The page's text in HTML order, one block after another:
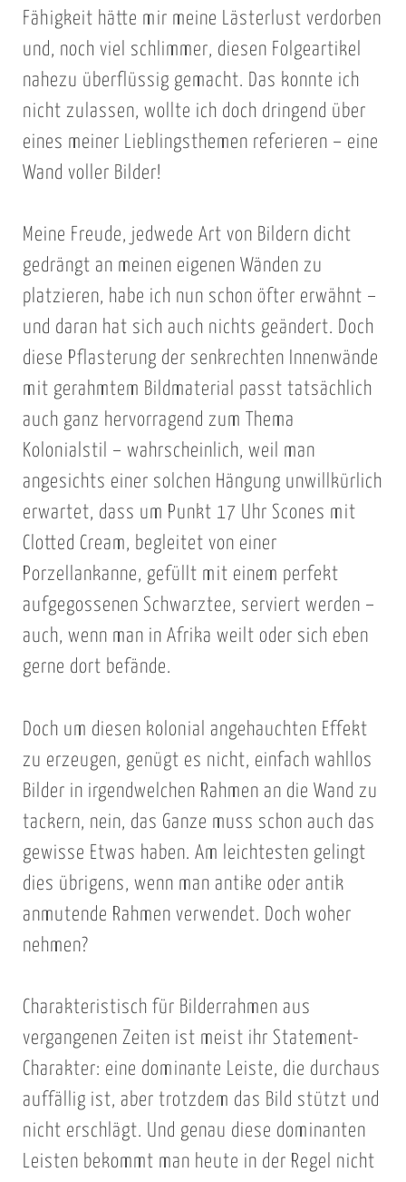
Fähigkeit hätte mir meine Lästerlust verdorben
und, noch viel schlimmer, diesen Folgeartikel
nahezu überflüssig gemacht. Das konnte ich
nicht zulassen, wollte ich doch dringend über
eines meiner Lieblingsthemen referieren – eine
Wand voller Bilder!
Meine Freude, jedwede Art von Bildern dicht
gedrängt an meinen eigenen Wänden zu
platzieren, habe ich nun schon öfter erwähnt –
und daran hat sich auch nichts geändert. Doch
diese Pflasterung der senkrechten Innenwände
mit gerahmtem Bildmaterial passt tatsächlich
auch ganz hervorragend zum Thema
Kolonialstil – wahrscheinlich, weil man
angesichts einer solchen Hängung unwillkürlich
erwartet, dass um Punkt 17 Uhr Scones mit
Clotted Cream, begleitet von einer
Porzellankanne, gefüllt mit einem perfekt
aufgegossenen Schwarztee, serviert werden –
auch, wenn man in Afrika weilt oder sich eben
gerne dort befände.
Doch um diesen kolonial angehauchten Effekt
zu erzeugen, genügt es nicht, einfach wahllos
Bilder in irgendwelchen Rahmen an die Wand zu
tackern, nein, das Ganze muss schon auch das
gewisse Etwas haben. Am leichtesten gelingt
dies übrigens, wenn man antike oder antik
anmutende Rahmen verwendet. Doch woher
nehmen?
Charakteristisch für Bilderrahmen aus
vergangenen Zeiten ist meist ihr Statement-
Charakter: eine dominante Leiste, die durchaus
auffällig ist, aber trotzdem das Bild stützt und
nicht erschlägt. Und genau diese dominanten
Leisten bekommt man heute in der Regel nicht